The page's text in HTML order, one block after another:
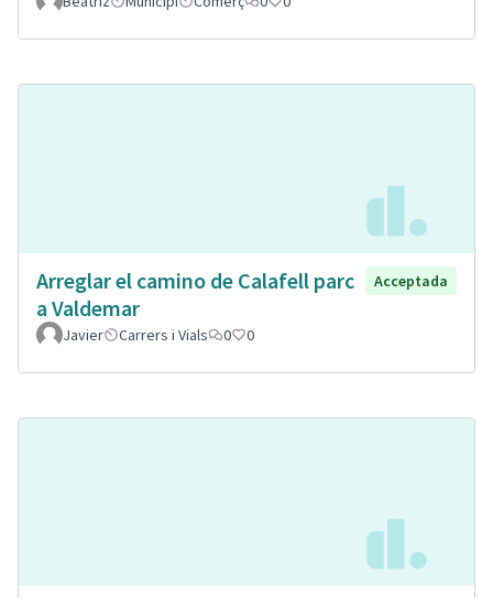
Arreglar el camino de Calafell parc
a Valdemar
Acceptada
Javier Carrers i Vials 0 0